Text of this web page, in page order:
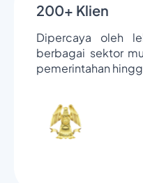
200+ Klien
Dipercaya oleh
berbagai sektor
pemerintahan